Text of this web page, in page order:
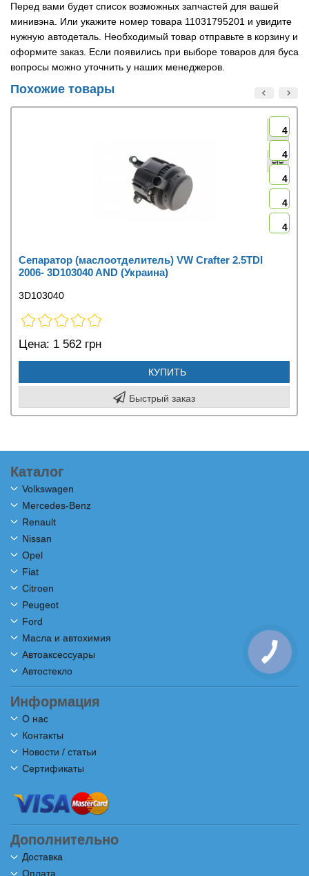
Перед вами будет список возможных запчастей для вашей
минивэна. Или укажите номер товара 11031795201 и увидите
нужную автодеталь. Необходимый товар отправьте в корзину и
оформите заказ. Если появились при выборе товаров для буса
вопросы можно уточнить у наших менеджеров.
Похожие товары
4
4
4
4
4
Сепаратор (маслоотделитель) VW Crafter 2.5TDI
2006- 3D103040 AND (Украина)
3D103040
Цена: 1 562 грн
КУПИТЬ
Быстрый заказ
Каталог
Volkswagen
Mercedes-Benz
Renault
Nissan
Opel
Fiat
Citroen
Peugeot
Ford
Масла и автохимия
Автоаксессуары
Автостекло
Информация
О нас
Контакты
Новости / статьи
Сертификаты
Дополнительно
Доставка
Оплата